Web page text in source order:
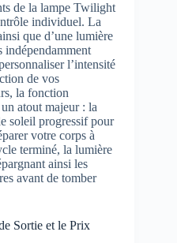
de la lampe Twilight
individuel. La
que d’une lumière
indépendamment
l’intensité
de vos
la fonction
atout majeur : la
soleil progressif pour
votre corps à
terminé, la lumière
ainsi les
avant de tomber
Sortie et le Prix